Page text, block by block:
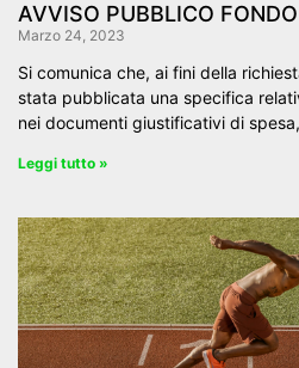
AVVISO PUBBLICO
Marzo 24, 2023
Si comunica che, ai fini della
stata pubblicata una specifica
nei documenti giustificativi di spesa,
Leggi tutto »